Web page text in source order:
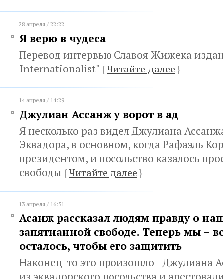
28 апреля / 22:22
Я верю в чудеса
Перевод интервью Славоя Жижека
Internationalist" {Читайте далее}
14 апреля / 14:29
Джулиан Ассанж у ворот в ад
Я несколько раз видел Джулиана
Эквадора, в основном, когда Рафаэль
президентом, и посольство казалось
свободы {Читайте далее}
13 апреля / 16:51
Асанж рассказал людям правду о
запятнанной свободе. Теперь мы –
осталось, чтобы его защитить
Наконец-то это произошло - Джулиана
из эквадорского посольства и